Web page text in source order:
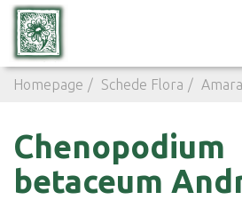
Homepage Schede Flora
Chenopodium
betaceum